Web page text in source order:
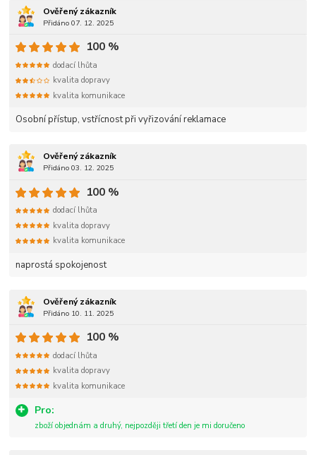
Ověřený zákazník
Přidáno 07. 12. 2025
Osobní přístup, vstřícnost při vyřizování reklamace
100 %
dodací lhůta
kvalita dopravy
kvalita komunikace
Ověřený zákazník
Přidáno 03. 12. 2025
naprostá spokojenost
100 %
dodací lhůta
kvalita dopravy
kvalita komunikace
Ověřený zákazník
Přidáno 10. 11. 2025
Pro:
zboží objednám a druhý, nejpozději třetí den je mi doručeno
100 %
dodací lhůta
kvalita dopravy
kvalita komunikace